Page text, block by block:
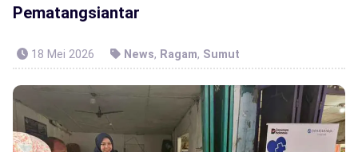
Pematangsiantar
18 Mei 2026 News, Ragam, Sumut